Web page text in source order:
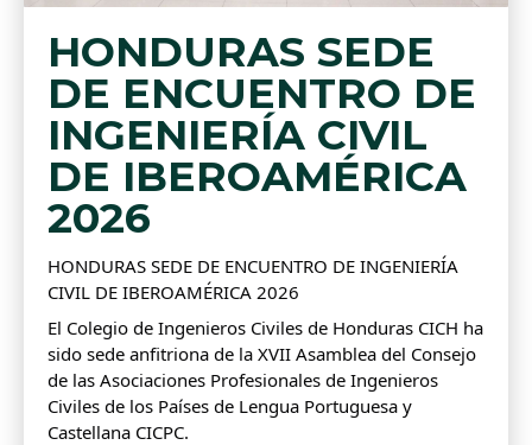
HONDURAS SEDE
DE ENCUENTRO DE
INGENIERÍA CIVIL
DE IBEROAMÉRICA
2026
HONDURAS SEDE DE ENCUENTRO DE INGENIERÍA
CIVIL DE IBEROAMÉRICA 2026
El Colegio de Ingenieros Civiles de Honduras CICH ha
sido sede anfitriona de la XVII Asamblea del Consejo
de las Asociaciones Profesionales de Ingenieros
Civiles de los Países de Lengua Portuguesa y
Castellana CICPC.